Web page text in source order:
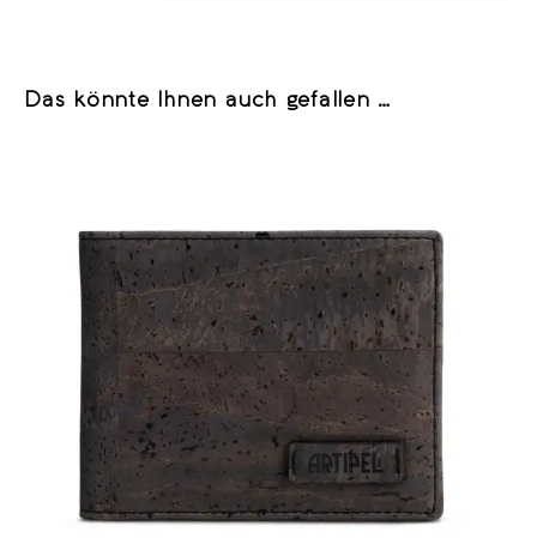
Das könnte Ihnen auch gefallen …